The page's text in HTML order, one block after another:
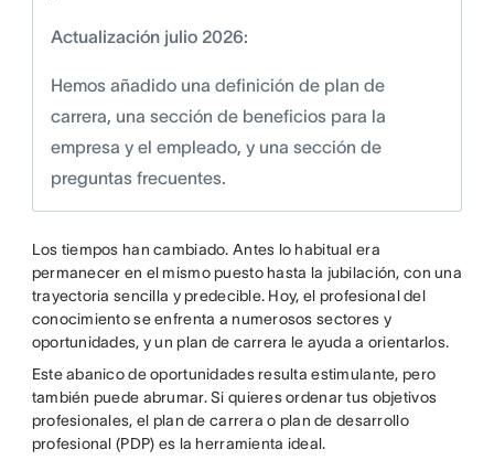
Actualización julio 2026:
Hemos añadido una definición de plan de
carrera, una sección de beneficios para la
empresa y el empleado, y una sección de
preguntas frecuentes.
Los tiempos han cambiado. Antes lo habitual era
permanecer en el mismo puesto hasta la jubilación, con una
trayectoria sencilla y predecible. Hoy, el profesional del
conocimiento se enfrenta a numerosos sectores y
oportunidades, y un plan de carrera le ayuda a orientarlos.
Este abanico de oportunidades resulta estimulante, pero
también puede abrumar. Si quieres ordenar tus objetivos
profesionales, el plan de carrera o plan de desarrollo
profesional (PDP) es la herramienta ideal.